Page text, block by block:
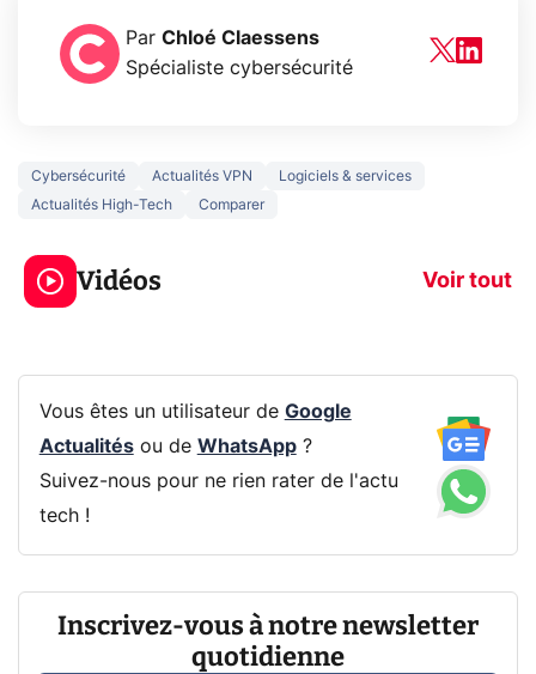
Par Chloé Claessens
Spécialiste cybersécurité
Cybersécurité Actualités VPN
Logiciels & services
Actualités High-Tech
Comparer
Vidéos Voir tout
5 générations de
jeux dans la
prochaine Xbox !
navigation
Vous êtes un utilisateur de Google
Actualitésou de WhatsApp?
Suivez-nous pour ne rien rater de l'actu
tech !
Inscrivez-vous à notre newsletter
quotidienne